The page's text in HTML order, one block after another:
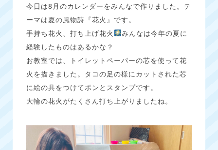
今日は8月のカレンダーをみんなで作りました。テ
ーマは夏の風物詩『花火』です。
手持ち花火、打ち上げ花火
みんなは今年の夏に
経験したものはあるかな？
お教室では、トイレットペーパーの芯を使って花
火を描きました。タコの足の様にカットされた芯
に絵の具をつけてポンとスタンプです。
大輪の花火がたくさん打ち上がりましたね。